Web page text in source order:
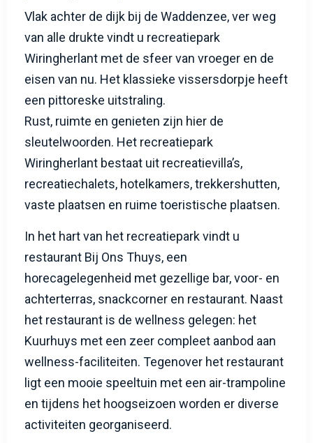
Vlak achter de dijk bij de Waddenzee, ver weg
van alle drukte vindt u recreatiepark
Wiringherlant met de sfeer van vroeger en de
eisen van nu. Het klassieke vissersdorpje heeft
een pittoreske uitstraling.
Rust, ruimte en genieten zijn hier de
sleutelwoorden. Het recreatiepark
Wiringherlant bestaat uit recreatievilla’s,
recreatiechalets, hotelkamers, trekkershutten,
vaste plaatsen en ruime toeristische plaatsen.
In het hart van het recreatiepark vindt u
restaurant Bij Ons Thuys, een
horecagelegenheid met gezellige bar, voor- en
achterterras, snackcorner en restaurant. Naast
het restaurant is de wellness gelegen: het
Kuurhuys met een zeer compleet aanbod aan
wellness-faciliteiten. Tegenover het restaurant
ligt een mooie speeltuin met een air-trampoline
en tijdens het hoogseizoen worden er diverse
activiteiten georganiseerd.